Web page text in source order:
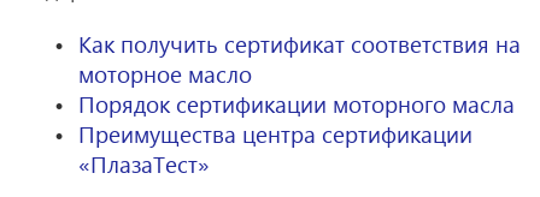
Как получить сертификат соответствия на
моторное масло
Порядок сертификации моторного масла
Преимущества центра сертификации
«ПлазаТест»